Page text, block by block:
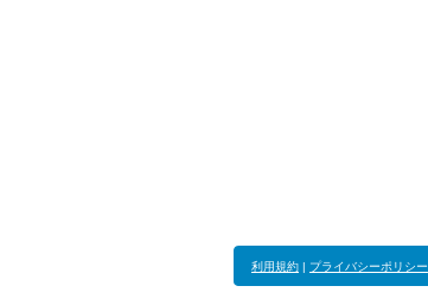
利用規約 | プライバシーポリシー